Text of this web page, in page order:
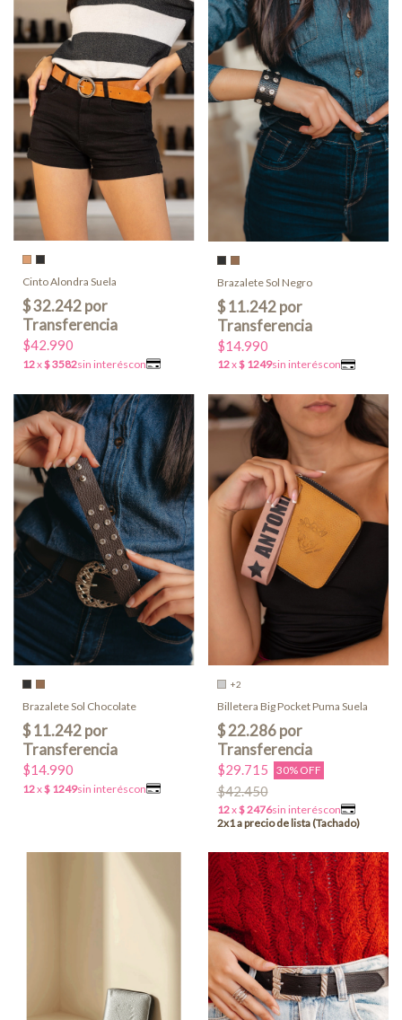
Cinto Alondra Suela
$42.990
Brazalete Sol Negro
$14.990
Brazalete Sol Chocolate
$14.990
+2
Billetera Big Pocket Puma Suela
$29.715 30% OFF
$42.450